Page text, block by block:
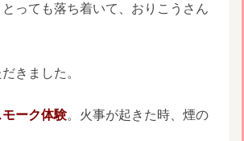
っても落ち着いて、おりこうさん
きました。
モーク体験。火事が起きた時、煙の